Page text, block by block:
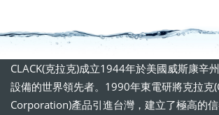
CLACK(克拉克)成立1944年於美國威斯康辛
設備的世界領先者。1990年東電研將克拉克
Corporation)產品引進台灣，建立了極高的